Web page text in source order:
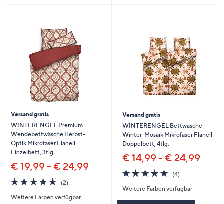
Versand gratis
WINTERENGEL Premium
Wendebettwäsche Herbst-
Optik Mikrofaser Flanell
Einzelbett, 3tlg.
€ 19,99 - € 24,99
5.0
von
5
(2)2
Weitere Farben verfügbar
Versand gratis
WINTERENGEL Bettwäsche
Winter-Mosaik Mikrofaser Flanell
Doppelbett, 4tlg.
€ 14,99 - € 24,99
5.0
von
5
(4)4
Weitere Farben verfügbar